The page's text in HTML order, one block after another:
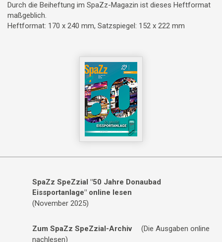
Durch die Beiheftung im SpaZz-Magazin ist dieses Heftformat
maßgeblich.
Heftformat: 170 x 240 mm, Satzspiegel: 152 x 222 mm
SpaZz SpeZzial "50 Jahre Donaubad
Eissportanlage" online lesen
(November 2025)
Zum SpaZz SpeZzial-Archiv
(Die Ausgaben online
nachlesen)